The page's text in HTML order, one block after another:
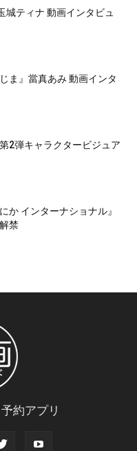
城ティナ 動画インタビュ
ま』當真あみ 動画インタ
2弾キャラクタービジュア
か インターナショナル』
禁
約アプリ